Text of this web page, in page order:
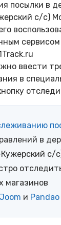
посылки в
с/с)
ввести
в
в
с/
магазинов
Joom и Pandao